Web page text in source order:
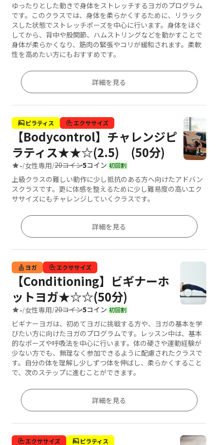
ゆったりとした動きで身体をストレッチするヨガのプログラム
です。このクラスでは、身体を柔らかくするために、リラック
スした状態でストレッチポーズを中心に行います。身体をほぐ
してから、背中や股関節、ハムストリングなどを動かすことで
身体が柔らかくなり、筋肉の緊張やコリが緩和されます。柔軟
性を高めたい方にもおすすめです。
詳細を見る
ピラティス エクササイズ
【Bodycontrol】チャレンジピ
ラティス★★☆(2.5) (50分)
-/女性専用/20コイン5コイン 初回割
上級クラスの難しい動作に少し抵抗のある方へ向けたアドバン
スクラスです。更に体感を整えるために少し難易度の高いエク
ササイズにもチャレンジしていくクラスです。
詳細を見る
ヨガ エクササイズ
【Conditioning】ビギナーホ
ットヨガ★☆☆(50分)
-/女性専用/20コイン5コイン 初回割
ビギナーヨガは、初めてヨガに挑戦する方や、ヨガの基本を学
びたい方に向けたヨガのプログラムです。レッスン中は、基本
的なポーズや呼吸法を中心に行います。体の硬さや運動経験が
少ない方でも、無理なく参加できるように配慮されたクラスで
す。自分の体を理解し少しずつ体を伸ばし、柔らかくすること
で、次のステップに進むことができます。
詳細を見る
エクササイズ ピラティス